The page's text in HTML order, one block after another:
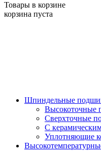
Товары в корзине
корзина пуста
Шпиндельные
Высокоточные
Сверхточные
С
Уплотняющие